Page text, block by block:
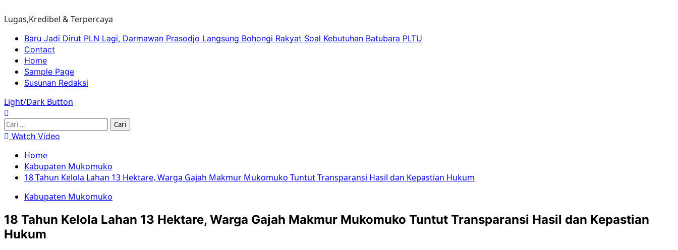
Lugas,Kredibel & Terpercaya
Baru Jadi Dirut PLN Lagi, Darmawan Prasodjo Langsung Bohongi Rakyat Soal Kebutuhan Batubara PLTU
Contact
Home
Sample Page
Susunan Redaksi
Light/Dark Button
Watch Video
Home
Kabupaten Mukomuko
18 Tahun Kelola Lahan 13 Hektare, Warga Gajah Makmur Mukomuko Tuntut Transparansi Hasil dan Kepastian Hukum
Kabupaten Mukomuko
18 Tahun Kelola Lahan 13 Hektare, Warga Gajah Makmur Mukomuko Tuntut Transparansi Hasil dan Kepastian
Hukum